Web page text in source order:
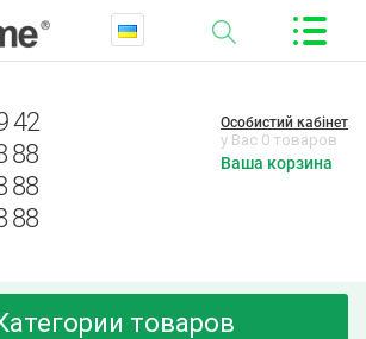
42
88
88
88
Особистий кабінет
у Вас 0 товаров
Ваша корзина
товаров